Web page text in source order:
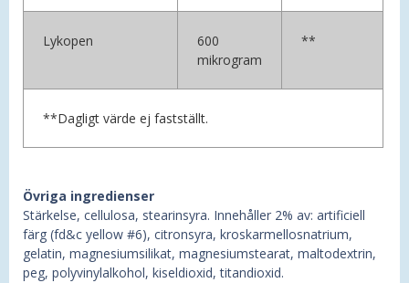
Lykopen
600
mikrogram
**
**Dagligt värde ej fastställt.
Övriga ingredienser
Stärkelse, cellulosa, stearinsyra. Innehåller 2% av: artificiell
färg (fd&c yellow #6), citronsyra, kroskarmellosnatrium,
gelatin, magnesiumsilikat, magnesiumstearat, maltodextrin,
peg, polyvinylalkohol, kiseldioxid, titandioxid.